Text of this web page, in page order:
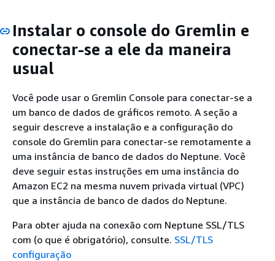
Instalar o console do Gremlin e
conectar-se a ele da maneira
usual
Você pode usar o Gremlin Console para conectar-se a
um banco de dados de gráficos remoto. A seção a
seguir descreve a instalação e a configuração do
console do Gremlin para conectar-se remotamente a
uma instância de banco de dados do Neptune. Você
deve seguir estas instruções em uma instância do
Amazon EC2 na mesma nuvem privada virtual (VPC)
que a instância de banco de dados do Neptune.
Para obter ajuda na conexão com Neptune SSL/TLS
com (o que é obrigatório), consulte. SSL/TLS
configuração